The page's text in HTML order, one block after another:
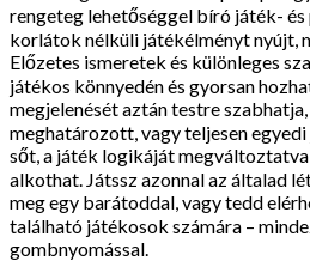
rengeteg lehetőséggel bíró játék-
korlátok nélküli játékélményt nyújt,
Előzetes ismeretek és különleges
játékos könnyedén és gyorsan
megjelenését aztán testre
meghatározott, vagy teljesen
sőt, a játék logikáját
alkothat. Játssz azonnal az általad
meg egy barátoddal, vagy tedd
található játékosok számára –
gombnyomással.